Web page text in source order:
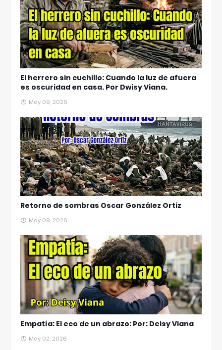
El herrero sin cuchillo: Cuando la luz de afuera
es oscuridad en casa. Por Dwisy Viana.
May 09, 2026
Retorno de sombras Oscar González Ortiz
May 09, 2026
Empatía: El eco de un abrazo: Por: Deisy Viana
May 02, 2026